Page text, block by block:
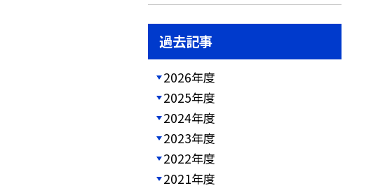
過去記事
2026年度
2025年度
2024年度
2023年度
2022年度
2021年度